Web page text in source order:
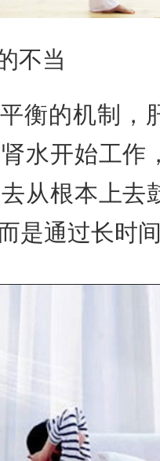
不当
衡的机制，
水开始工作
从根本上去
是通过长时